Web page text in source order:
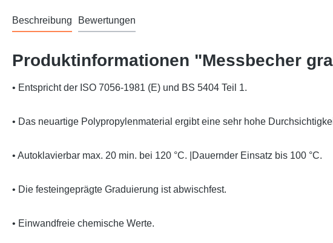
Beschreibung Bewertungen
Produktinformationen "Messbecher
• Entspricht der ISO 7056-1981 (E) und BS 5404 Teil 1.
• Das neuartige Polypropylenmaterial ergibt eine sehr hohe
• Autoklavierbar max. 20 min. bei 120 °C. |Dauernder Einsatz bis 100 °C.
• Die festeingeprägte Graduierung ist abwischfest.
• Einwandfreie chemische Werte.